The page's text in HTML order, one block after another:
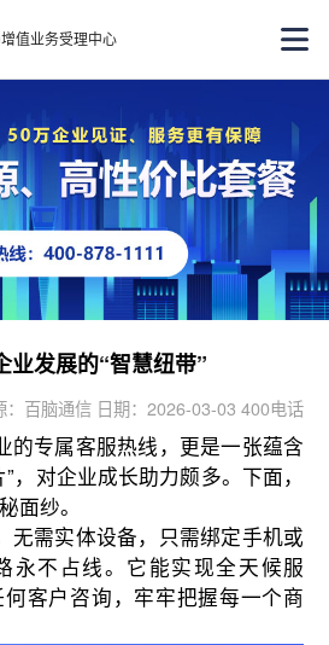
值业务受理中心
业发展的“智慧纽带”
：百脑通信 日期：2026-03-03 400电话
的专属客服热线，更是一张蕴含
，对企业成长助力颇多。下面，
面纱。
无需实体设备，只需绑定手机或
永不占线。它能实现全天候服
客户咨询，牢牢把握每一个商